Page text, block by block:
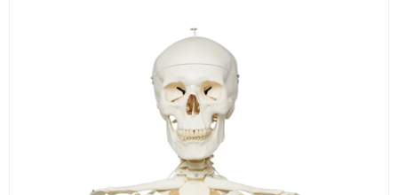
ИЗКУСТВА
СПОРТ
МЕБЕЛИ И ОБОРУДВАНЕ
КАНЦЕЛАРСКИ МАТЕРИАЛИ
КНИГИ И УЧЕБНИЦИ